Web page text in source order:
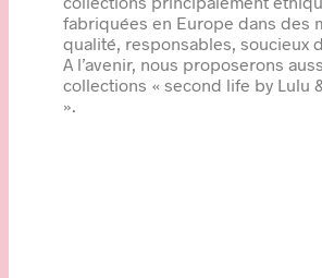
fabriquées en Europe dans des
qualité, responsables, soucieux
A l’avenir, nous proposerons
collections « second life by Lulu
».